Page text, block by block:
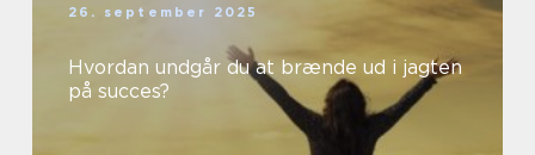
26. september 2025
Hvordan undgår du at brænde ud i jagten
på succes?